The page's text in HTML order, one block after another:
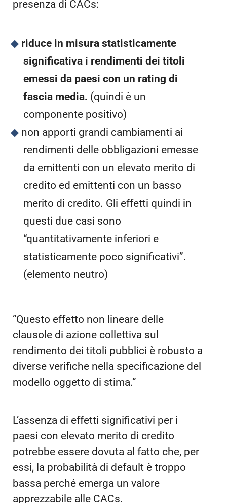
presenza di CACs:
riduce in misura statisticamente
significativa i rendimenti dei titoli
emessi da paesi con un rating di
fascia media. (quindi è un
componente positivo)
non apporti grandi cambiamenti ai
rendimenti delle obbligazioni emesse
da emittenti con un elevato merito di
credito ed emittenti con un basso
merito di credito. Gli effetti quindi in
questi due casi sono
“quantitativamente inferiori e
statisticamente poco significativi”.
(elemento neutro)
“Questo effetto non lineare delle
clausole di azione collettiva sul
rendimento dei titoli pubblici è robusto a
diverse verifiche nella specificazione del
modello oggetto di stima.”
L’assenza di effetti significativi per i
paesi con elevato merito di credito
potrebbe essere dovuta al fatto che, per
essi, la probabilità di default è troppo
bassa perché emerga un valore
apprezzabile alle CACs.